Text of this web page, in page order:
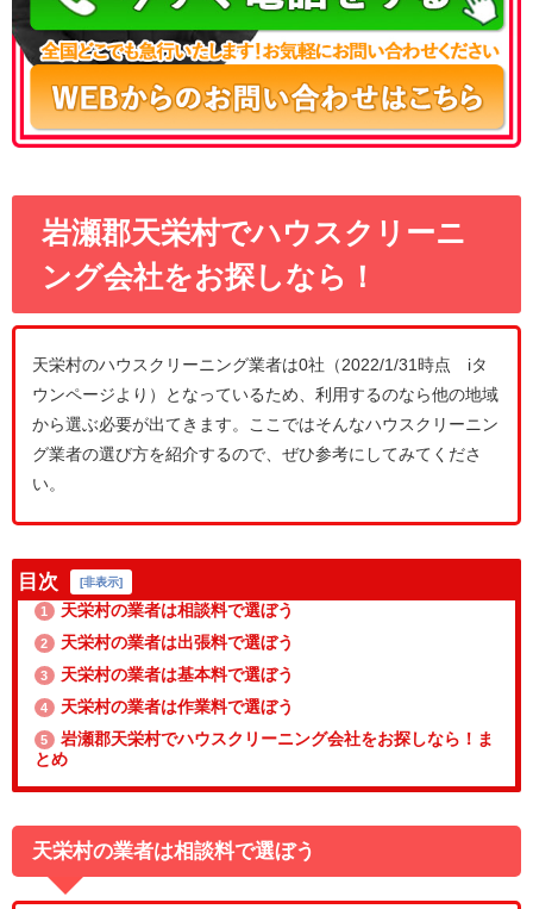
岩瀬郡天栄村でハウスクリーニ
ング会社をお探しなら！
天栄村のハウスクリーニング業者は0社（2022/1/31時点 iタ
ウンページより）となっているため、利用するのなら他の地域
から選ぶ必要が出てきます。ここではそんなハウスクリーニン
グ業者の選び方を紹介するので、ぜひ参考にしてみてくださ
い。
目次 [非表示]
1 天栄村の業者は相談料で選ぼう
2 天栄村の業者は出張料で選ぼう
3 天栄村の業者は基本料で選ぼう
4 天栄村の業者は作業料で選ぼう
5
岩瀬郡天栄村でハウスクリーニング会社をお探しなら！ま
とめ
天栄村の業者は相談料で選ぼう